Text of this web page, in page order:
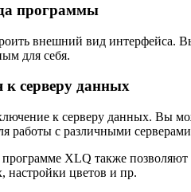
программы
внешний вид интерфейса.
для себя.
серверу данных
к серверу данных. Вы
работы с различными
программе XLQ также
настройки цветов и пр.